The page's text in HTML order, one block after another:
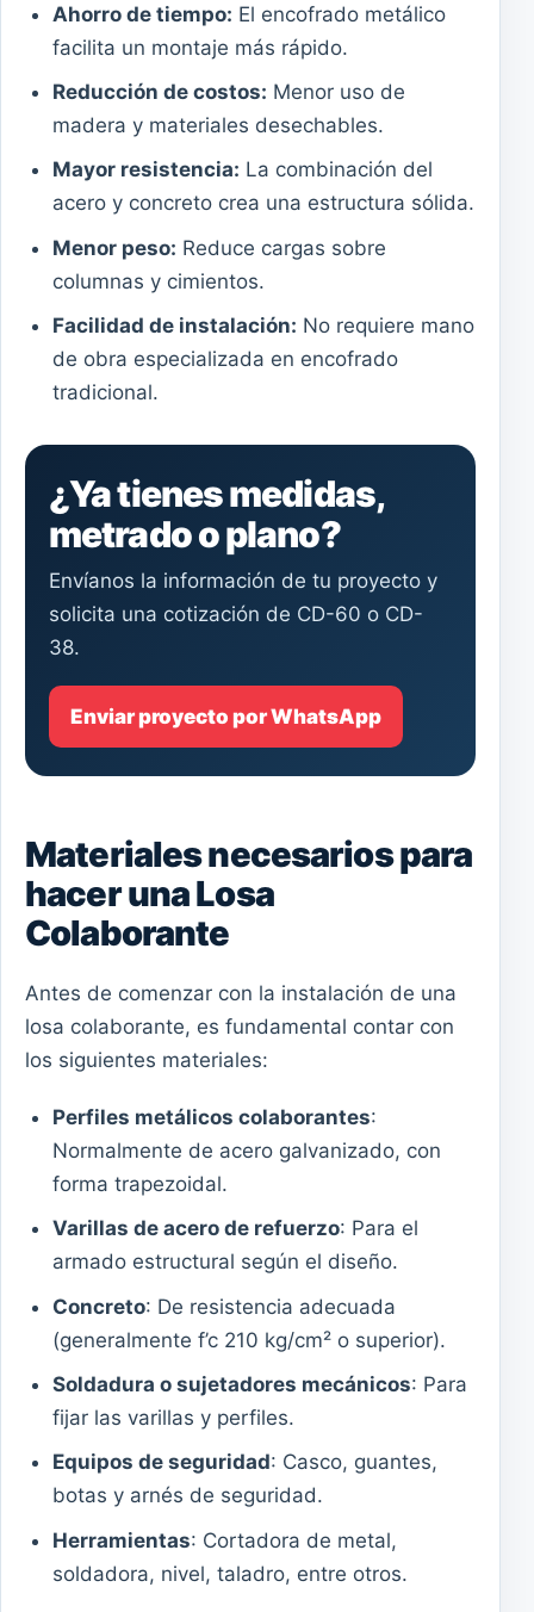
Ahorro de tiempo: El encofrado metálico
facilita un montaje más rápido.
Reducción de costos: Menor uso de
madera y materiales desechables.
Mayor resistencia: La combinación del
acero y concreto crea una estructura sólida.
Menor peso: Reduce cargas sobre
columnas y cimientos.
Facilidad de instalación: No requiere mano
de obra especializada en encofrado
tradicional.
¿Ya tienes medidas,
metrado o plano?
Envíanos la información de tu proyecto y
solicita una cotización de CD-60 o CD-
38.
Enviar proyecto por WhatsApp
Materiales necesarios para
hacer una Losa
Colaborante
Antes de comenzar con la instalación de una
losa colaborante, es fundamental contar con
los siguientes materiales:
Perfiles metálicos colaborantes:
Normalmente de acero galvanizado, con
forma trapezoidal.
Varillas de acero de refuerzo: Para el
armado estructural según el diseño.
Concreto: De resistencia adecuada
(generalmente f’c 210 kg/cm² o superior).
Soldadura o sujetadores mecánicos: Para
fijar las varillas y perfiles.
Equipos de seguridad: Casco, guantes,
botas y arnés de seguridad.
Herramientas: Cortadora de metal,
soldadora, nivel, taladro, entre otros.